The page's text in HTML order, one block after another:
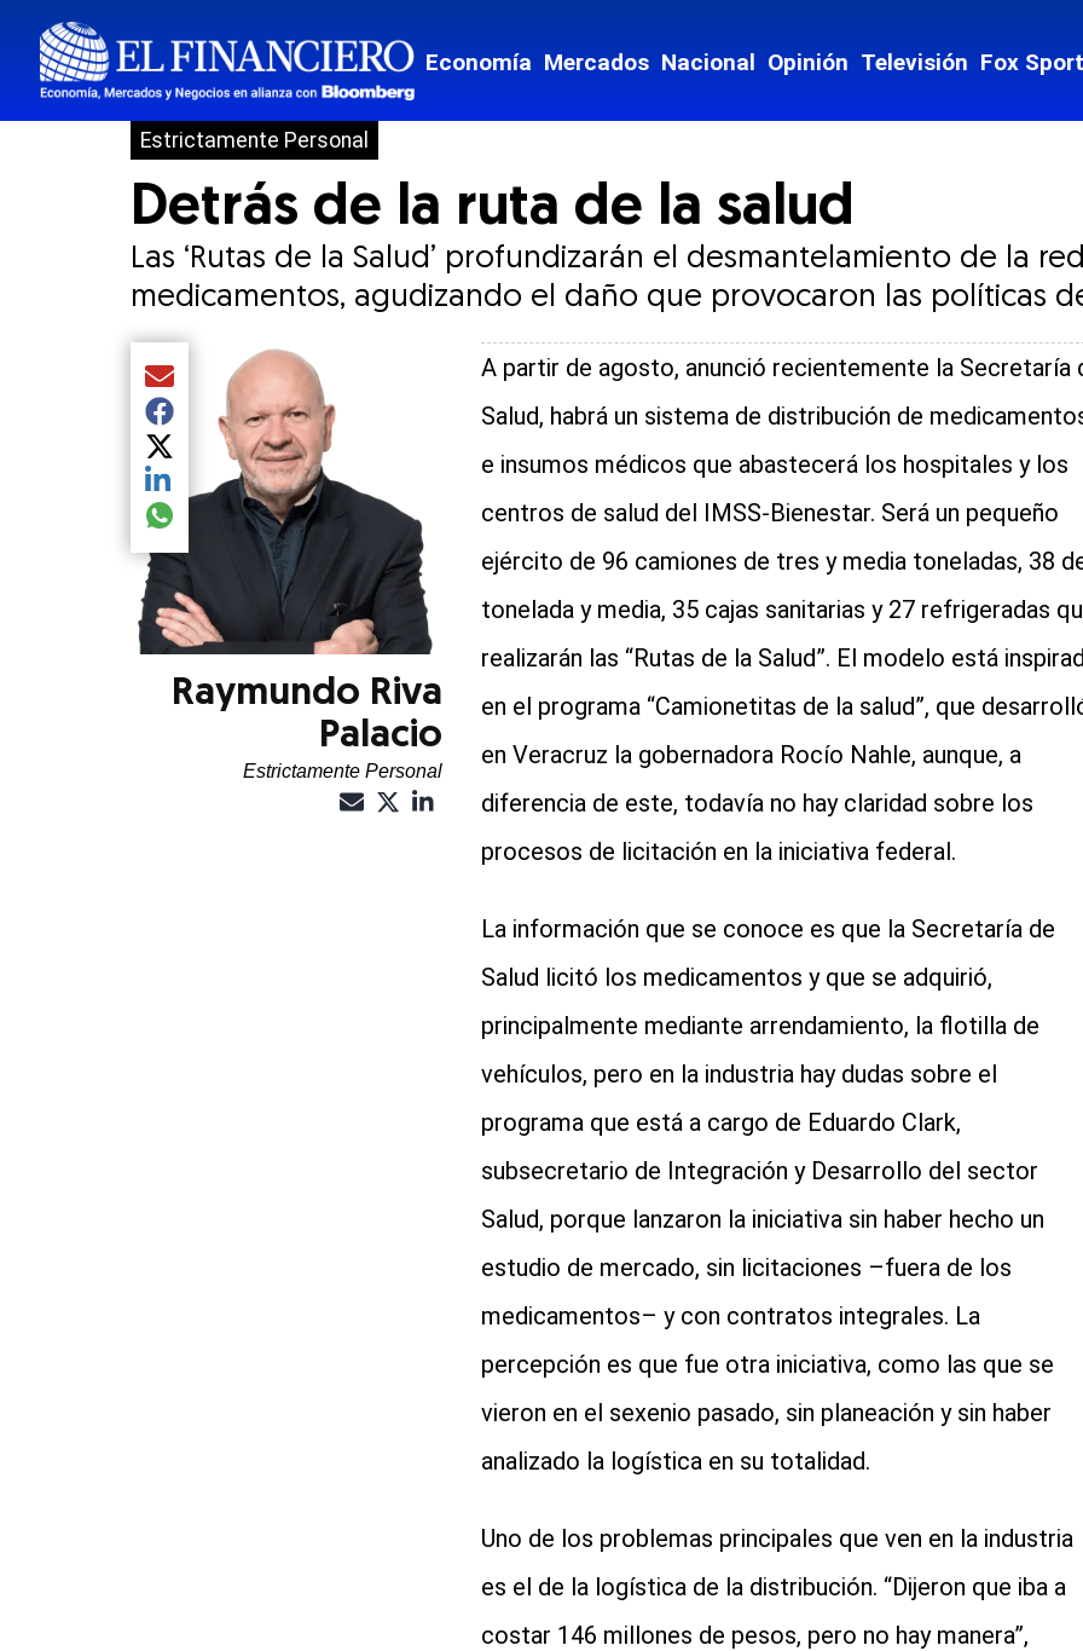
Economía Mercados Nacional Opinión Televisión Fox
Estrictamente Personal
Detrás de la ruta de la salud
Las ‘Rutas de la Salud’ profundizarán el desmantelamiento de la
medicamentos, agudizando el daño que provocaron las políticas
Compartir el artículo actual mediante Email
Compartir el artículo actual mediante Facebook
Compartir el artículo actual mediante Twitter
Compartir el artículo actual mediante LinkedIn
Compartir el artículo actual mediante global.social-whatsapp
Raymundo Riva
Palacio
Estrictamente Personal
A partir de agosto, anunció recientemente la Secretaría
Salud, habrá un sistema de distribución de
e insumos médicos que abastecerá los hospitales y los
centros de salud del IMSS-Bienestar. Será un pequeño
ejército de 96 camiones de tres y media toneladas, 38
tonelada y media, 35 cajas sanitarias y 27 refrigeradas
realizarán las “Rutas de la Salud”. El modelo está
en el programa “Camionetitas de la salud”, que
en Veracruz la gobernadora Rocío Nahle, aunque, a
diferencia de este, todavía no hay claridad sobre los
procesos de licitación en la iniciativa federal.
La información que se conoce es que la Secretaría de
Salud licitó los medicamentos y que se adquirió,
principalmente mediante arrendamiento, la flotilla de
vehículos, pero en la industria hay dudas sobre el
programa que está a cargo de Eduardo Clark,
subsecretario de Integración y Desarrollo del sector
Salud, porque lanzaron la iniciativa sin haber hecho un
estudio de mercado, sin licitaciones –fuera de los
medicamentos– y con contratos integrales. La
percepción es que fue otra iniciativa, como las que se
vieron en el sexenio pasado, sin planeación y sin haber
analizado la logística en su totalidad.
Uno de los problemas principales que ven en la industria
es el de la logística de la distribución. “Dijeron que iba a
costar 146 millones de pesos, pero no hay manera”,